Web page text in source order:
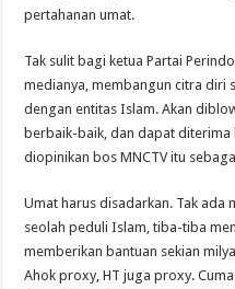
pertahanan umat.
Tak sulit bagi ketua Partai
medianya, membangun citra diri
dengan entitas Islam. Akan
berbaik-baik, dan dapat diterima
diopinikan bos MNCTV itu
Umat harus disadarkan. Tak ada
seolah peduli Islam, tiba-tiba
memberikan bantuan sekian
Ahok proxy, HT juga proxy.